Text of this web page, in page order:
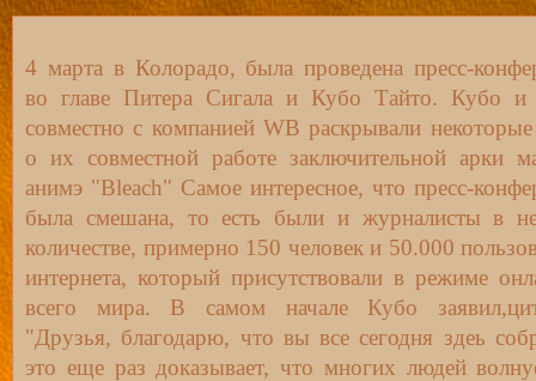
4 марта в Колорадо, была проведена пресс-
во главе Питера Сигала и Кубо Тайто. Кубо и
совместно с компанией WB раскрывали
о их совместной работе заключительной арки
анимэ "Bleach" Самое интересное, что пресс-
была смешана, то есть были и журналисты в
количестве, примерно 150 человек и 50.000
интернета, который присутствовали в режиме
всего мира. В самом начале Кубо
"Друзья, благодарю, что вы все сегодня здеь
это еще раз доказывает, что многих людей